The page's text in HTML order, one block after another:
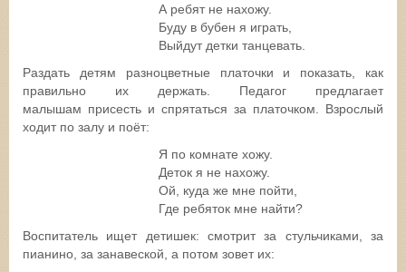
А ребят не нахожу.
Буду в бубен я играть,
Выйдут детки танцевать.
Раздать детям разноцветные платочки и показать, как
правильно их держать. Педагог предлагает
малышам присесть и спрятаться за платочком. Взрослый
ходит по залу и поёт:
Я по комнате хожу.
Деток я не нахожу.
Ой, куда же мне пойти,
Где ребяток мне найти?
Воспитатель ищет детишек: смотрит за стульчиками, за
пианино, за занавеской, а потом зовет их: